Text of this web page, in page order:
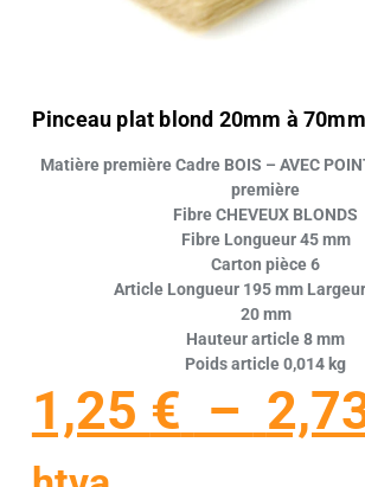
Pinceau plat blond 20mm à 70mm
Matière première Cadre BOIS – AVEC
première
Fibre CHEVEUX BLONDS
Fibre Longueur 45 mm
Carton pièce 6
Article Longueur 195 mm
20 mm
Hauteur article 8 mm
Poids article 0,014 kg
1,25 € –